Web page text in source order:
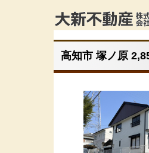
高知市 塚ノ原